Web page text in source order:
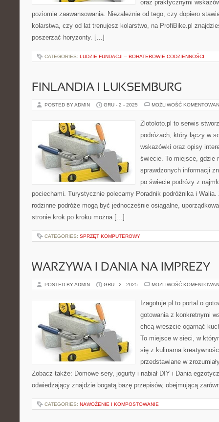
oraz praktycznymi
poziomie zaawansowania. Niezależnie od tego, czy dopiero
kolarstwa, czy od lat trenujesz kolarstwo, na ProfiBike.pl
poszerzać horyzonty. […]
CATEGORIES: LUDZIE FUNDACJI – BOHATEROWIE CODZIENNOŚCI
FINLANDIA I LUKSEMBURG
POSTED BY ADMIN GRU - 2 - 2025 MOŻLIWOŚĆ
Zlotoloto.pl to serwis
podróżach, który łączy w
wskazówki oraz opisy
świecie. To miejsce, gdzie
sprawdzonych informacji
po świecie podróży z
pociechami. Turystycznie polecamy Poradnik podróżnika i
rodzinne podróże mogą być jednocześnie osiągalne,
stronie krok po kroku można […]
CATEGORIES: SPRZĘT KOMPUTEROWY
WARZYWA I DANIA NA IMPREZY
POSTED BY ADMIN GRU - 2 - 2025 MOŻLIWOŚĆ
Izagotuje.pl to portal o
gotowania z konkretnymi
chcą wreszcie ogarnąć
To miejsce w sieci, w
się z kulinarna
przedstawiane w
Zobacz także: Domowe sery, jogurty i nabiał DIY i Dania
odwiedzający znajdzie bogatą bazę przepisów, obejmującą
CATEGORIES: NAWOŻENIE I KOMPOSTOWANIE